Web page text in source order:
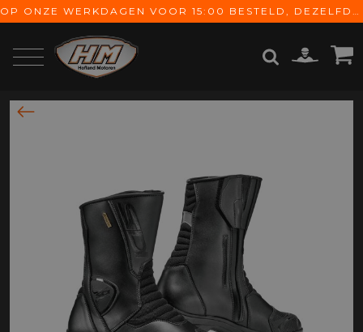
OP ONZE WERKDAGEN VOOR 15:00 BESTELD, DEZELFDE DAG VERZONDEN! GRATIS VERZENDING VANAF € 65,-